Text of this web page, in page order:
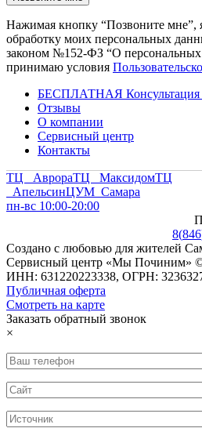
Нажимая кнопку “Позвоните мне”,
обработку моих персональных
законом №152-ФЗ “О
принимаю условия
БЕСПЛАТНАЯ Консультация
Отзывы
О компании
Сервисный центр
Контакты
ТЦ АврораТЦ МаксидомТЦ
АпельсинЦУМ Самара
пн-вс 10:00-20:00
8(846
Создано с любовью для жителей
Сервисный центр «Мы Починим»
ИНН: 631220223338, ОГРН:
Публичная оферта
Смотреть на карте
Заказать обратный звонок
×